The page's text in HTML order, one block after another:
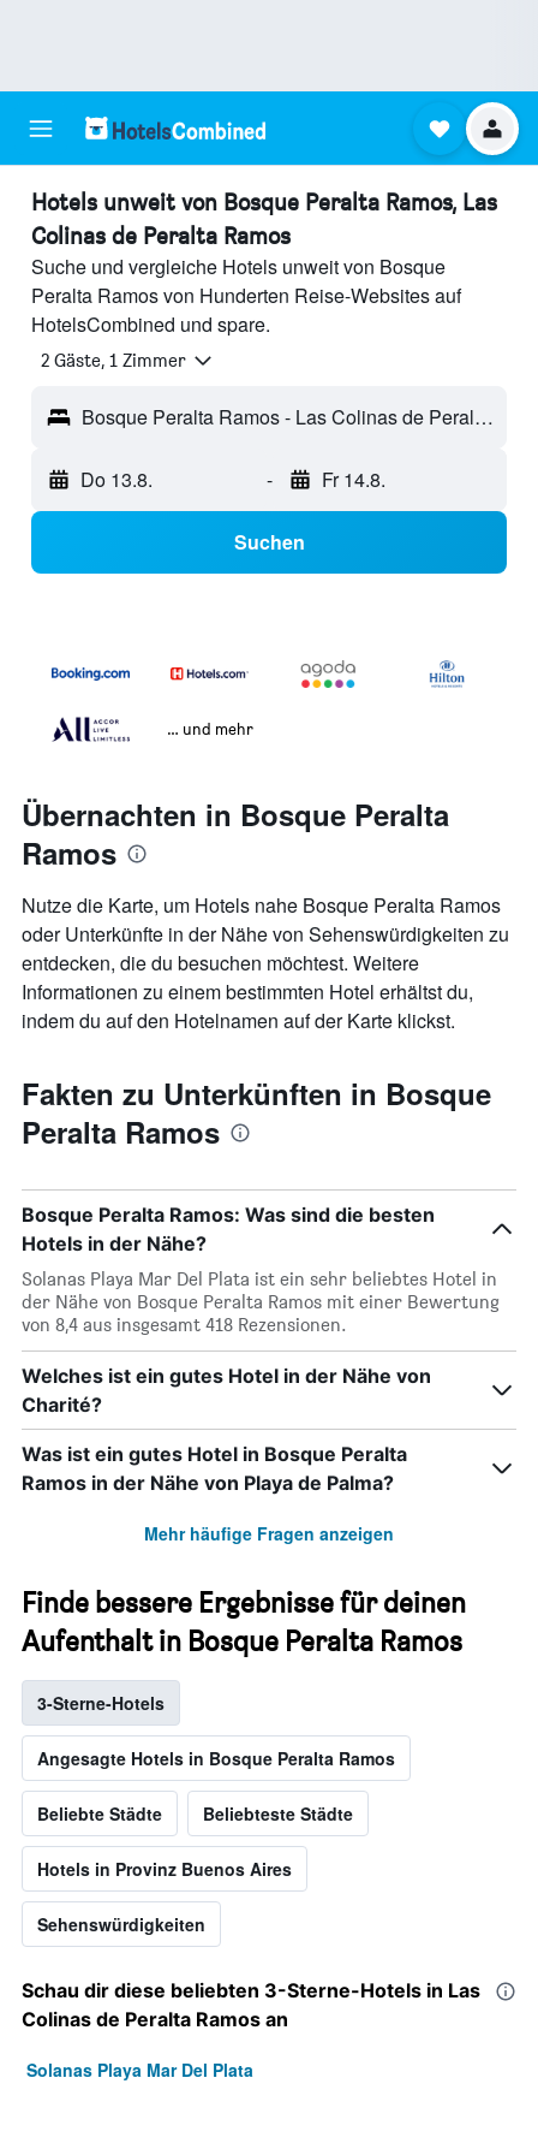
Hotels unweit von Bosque Peralta Ramos, Las
Colinas de Peralta Ramos
Suche und vergleiche Hotels unweit von Bosque
Peralta Ramos von Hunderten Reise-Websites auf
HotelsCombined und spare.
2 Gäste, 1 Zimmer
Bosque Peralta Ramos - Las Colinas de Peralta Ramos, Argentinien
Do 13.8. - Fr 14.8.
Suchen
… und mehr
Übernachten in Bosque Peralta
Ramos
Nutze die Karte, um Hotels nahe Bosque Peralta Ramos
oder Unterkünfte in der Nähe von Sehenswürdigkeiten zu
entdecken, die du besuchen möchtest. Weitere
Informationen zu einem bestimmten Hotel erhältst du,
indem du auf den Hotelnamen auf der Karte klickst.
Fakten zu Unterkünften in Bosque
Peralta Ramos
Bosque Peralta Ramos: Was sind die besten
Hotels in der Nähe?
Solanas Playa Mar Del Plata ist ein sehr beliebtes Hotel in
der Nähe von Bosque Peralta Ramos mit einer Bewertung
von 8,4 aus insgesamt 418 Rezensionen.
Welches ist ein gutes Hotel in der Nähe von
Charité?
Was ist ein gutes Hotel in Bosque Peralta
Ramos in der Nähe von Playa de Palma?
Mehr häufige Fragen anzeigen
Finde bessere Ergebnisse für deinen
Aufenthalt in Bosque Peralta Ramos
3-Sterne-Hotels
Angesagte Hotels in Bosque Peralta Ramos
Beliebte Städte Beliebteste Städte
Hotels in Provinz Buenos Aires
Sehenswürdigkeiten
Schau dir diese beliebten 3-Sterne-Hotels in Las
Colinas de Peralta Ramos an
Solanas Playa Mar Del Plata